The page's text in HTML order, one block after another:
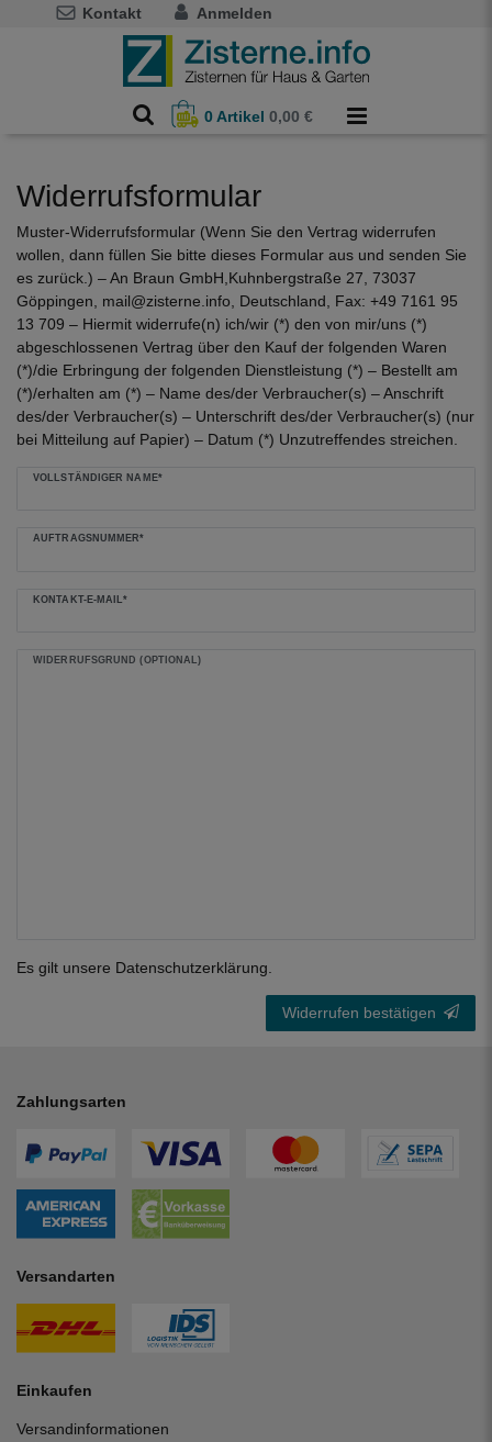
Kontakt Anmelden
0Artikel 0,00 €
Widerrufs­formular
Muster-Widerrufsformular (Wenn Sie den Vertrag widerrufen
wollen, dann füllen Sie bitte dieses Formular aus und senden Sie
es zurück.) – An Braun GmbH,Kuhnbergstraße 27, 73037
Göppingen, mail@zisterne.info, Deutschland, Fax: +49 7161 95
13 709 – Hiermit widerrufe(n) ich/wir (*) den von mir/uns (*)
abgeschlossenen Vertrag über den Kauf der folgenden Waren
(*)/die Erbringung der folgenden Dienstleistung (*) – Bestellt am
(*)/erhalten am (*) – Name des/der Verbraucher(s) – Anschrift
des/der Verbraucher(s) – Unterschrift des/der Verbraucher(s) (nur
bei Mitteilung auf Papier) – Datum (*) Unzutreffendes streichen.
VOLLSTÄNDIGER NAME*
AUFTRAGSNUMMER*
KONTAKT-E-MAIL*
WIDERRUFSGRUND (OPTIONAL)
Es gilt unsere Daten­schutz­erklärung
Ceres::Template.mailFormHoneypotLabel
Widerrufen bestätigen
Zahlungsarten
Versandarten
Einkaufen
Versandinformationen